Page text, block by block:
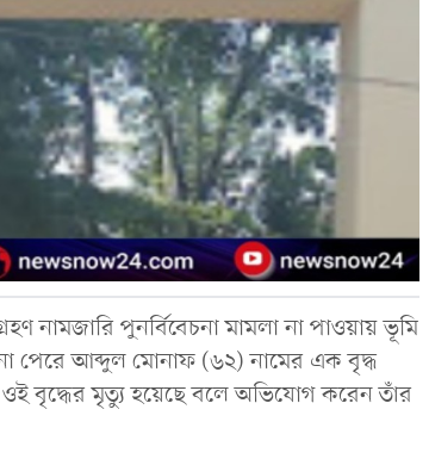
নামজারি পুনর্বিবেচনা মামলা না পাওয়ায় ভূমি
পেরে আব্দুল মোনাফ (৬২) নামের এক বৃদ্ধ
বৃদ্ধের মৃত্যু হয়েছে বলে অভিযোগ করেন তাঁর